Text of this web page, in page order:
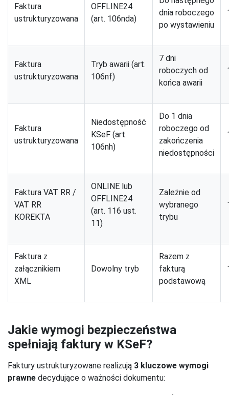
Faktura
ustrukturyzowana
OFFLINE24
(art. 106nda)
dnia roboczego
po wystawieniu
Faktura
ustrukturyzowana
Tryb awarii (art.
106nf)
7 dni
roboczych od
końca awarii
Faktura
ustrukturyzowana
Niedostępność
KSeF (art.
106nh)
Do 1 dnia
roboczego od
zakończenia
niedostępności
Faktura VAT RR /
VAT RR
KOREKTA
ONLINE lub
OFFLINE24
(art. 116 ust.
11)
Zależnie od
wybranego
trybu
Faktura z
załącznikiem
XML
Dowolny tryb
Razem z
fakturą
podstawową
Jakie wymogi bezpieczeństwa
spełniają faktury w KSeF?
Faktury ustrukturyzowane realizują 3 kluczowe wymogi
prawne decydujące o ważności dokumentu: